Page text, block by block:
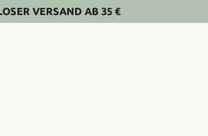
VERSAND AB 35 €